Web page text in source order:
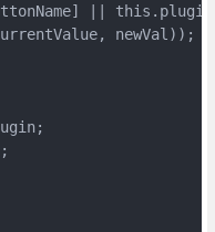
||
newVal));